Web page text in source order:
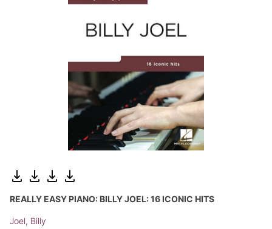
REALLY EASY PIANO: BILLY JOEL: 16 ICONIC HITS
Joel, Billy